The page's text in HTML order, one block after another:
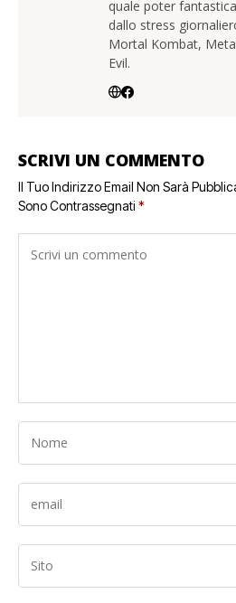
quale poter
dallo stress
Mortal Kombat,
Evil.
SCRIVI UN COMMENTO
Il Tuo Indirizzo Email Non Sarà
Sono Contrassegnati *